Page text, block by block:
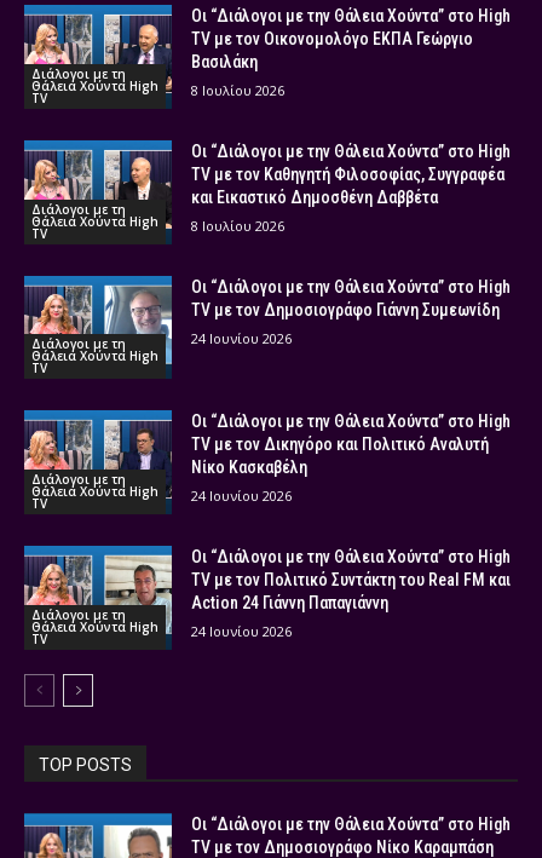
Διάλογοι με τη
Θάλεια Χούντα High
TV
Οι “Διάλογοι με την Θάλεια Χούντα” στο High
TV με τον Οικονομολόγο ΕΚΠΑ Γεώργιο
Βασιλάκη
8 Ιουλίου 2026
Διάλογοι με τη
Θάλεια Χούντα High
TV
Οι “Διάλογοι με την Θάλεια Χούντα” στο High
TV με τον Καθηγητή Φιλοσοφίας, Συγγραφέα
και Εικαστικό Δημοσθένη Δαββέτα
8 Ιουλίου 2026
Διάλογοι με τη
Θάλεια Χούντα High
TV
Οι “Διάλογοι με την Θάλεια Χούντα” στο High
TV με τον Δημοσιογράφο Γιάννη Συμεωνίδη
24 Ιουνίου 2026
Διάλογοι με τη
Θάλεια Χούντα High
TV
Οι “Διάλογοι με την Θάλεια Χούντα” στο High
TV με τον Δικηγόρο και Πολιτικό Αναλυτή
Νίκο Κασκαβέλη
24 Ιουνίου 2026
Διάλογοι με τη
Θάλεια Χούντα High
TV
Οι “Διάλογοι με την Θάλεια Χούντα” στο High
TV με τον Πολιτικό Συντάκτη του Real FM και
Action 24 Γιάννη Παπαγιάννη
24 Ιουνίου 2026
TOP POSTS
Οι “Διάλογοι με την Θάλεια Χούντα” στο High
TV με τον Δημοσιογράφο Νίκο Καραμπάση